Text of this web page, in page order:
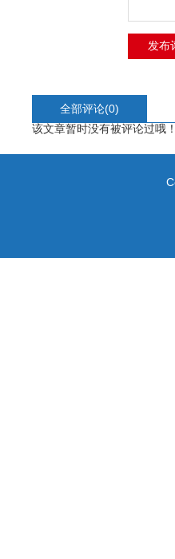
全部评论(0)
该文章暂时没有被评论过哦！